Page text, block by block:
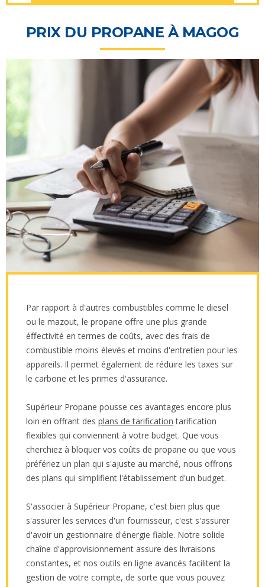
PRIX DU PROPANE À MAGOG
Par rapport à d'autres combustibles comme le diesel
ou le mazout, le propane oﬀre une plus grande
éﬀectivité en termes de coûts, avec des frais de
combustible moins élevés et moins d'entretien pour les
appareils. Il permet également de réduire les taxes sur
le carbone et les primes d'assurance.
Supérieur Propane pousse ces avantages encore plus
loin en offrant des plans de tarification tarification
flexibles qui conviennent à votre budget. Que vous
cherchiez à bloquer vos coûts de propane ou que vous
préfériez un plan qui s'ajuste au marché, nous offrons
des plans qui simplifient l'établissement d'un budget.
S'associer à Supérieur Propane, c'est bien plus que
s'assurer les services d'un fournisseur, c'est s'assurer
d'avoir un gestionnaire d'énergie fiable. Notre solide
chaîne d'approvisionnement assure des livraisons
constantes, et nos outils en ligne avancés facilitent la
gestion de votre compte, de sorte que vous pouvez